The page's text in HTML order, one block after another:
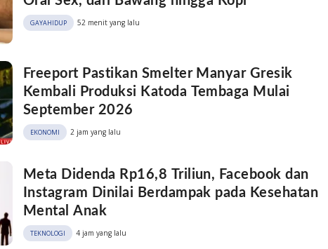
GAYAHIDUP 52 menit yang lalu
Freeport Pastikan Smelter Manyar Gresik
Kembali Produksi Katoda Tembaga Mulai
September 2026
EKONOMI 2 jam yang lalu
Meta Didenda Rp16,8 Triliun, Facebook dan
Instagram Dinilai Berdampak pada Kesehatan
Mental Anak
TEKNOLOGI 4 jam yang lalu